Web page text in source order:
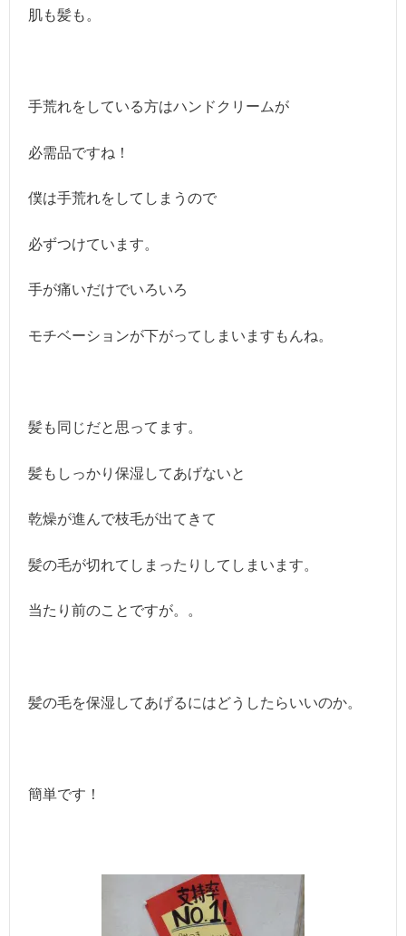
肌も髪も。
手荒れをしている方はハンドクリームが
必需品ですね！
僕は手荒れをしてしまうので
必ずつけています。
手が痛いだけでいろいろ
モチベーションが下がってしまいますもんね。
髪も同じだと思ってます。
髪もしっかり保湿してあげないと
乾燥が進んで枝毛が出てきて
髪の毛が切れてしまったりしてしまいます。
当たり前のことですが。。
髪の毛を保湿してあげるにはどうしたらいいのか。
簡単です！